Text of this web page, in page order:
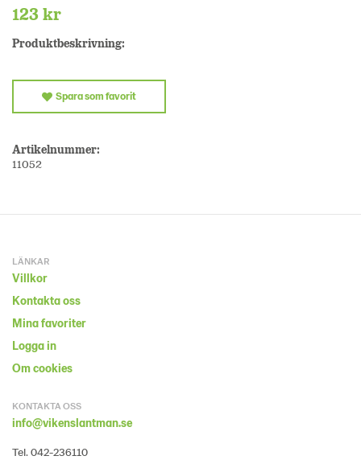
123 kr
Produktbeskrivning:
Spara som favorit
Artikelnummer:
11052
LÄNKAR
Villkor
Kontakta oss
Mina favoriter
Logga in
Om cookies
KONTAKTA OSS
info@vikenslantman.se
Tel. 042-236110